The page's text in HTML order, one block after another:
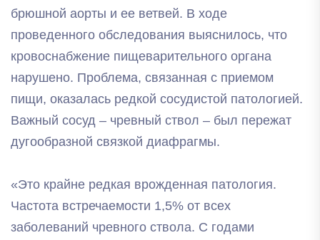
брюшной аорты и ее ветвей. В ходе
проведенного обследования выяснилось, что
кровоснабжение пищеварительного органа
нарушено. Проблема, связанная с приемом
пищи, оказалась редкой сосудистой патологией.
Важный сосуд – чревный ствол – был пережат
дугообразной связкой диафрагмы.
«Это крайне редкая врожденная патология.
Частота встречаемости 1,5% от всех
заболеваний чревного ствола. С годами